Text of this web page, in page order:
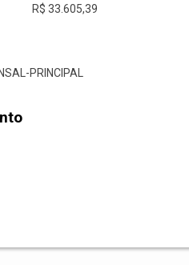
R$ 33.605,39
PRINCIPAL